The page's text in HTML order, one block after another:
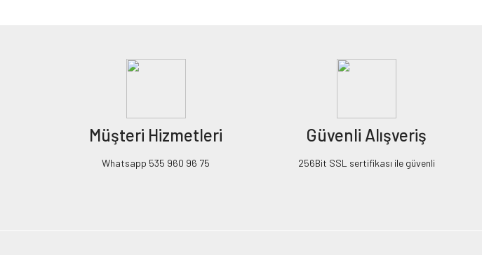
Müşteri Hizmetleri
Whatsapp 535 960 96 75
Güvenli Alışveriş
256Bit SSL sertifikası ile güvenli